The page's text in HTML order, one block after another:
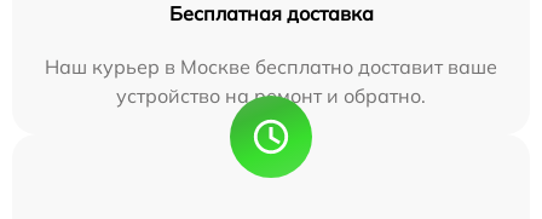
Бесплатная доставка
Наш курьер в Москве бесплатно доставит ваше
устройство на ремонт и обратно.